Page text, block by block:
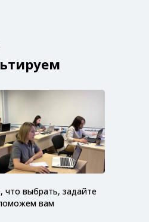
что выбрать, задайте
вам